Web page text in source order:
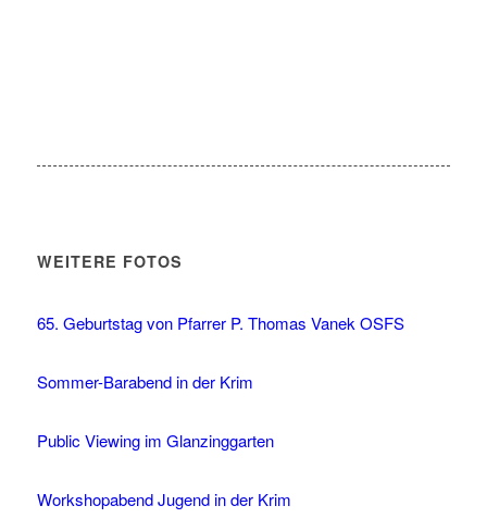
WEITERE FOTOS
65. Geburtstag von Pfarrer P. Thomas Vanek OSFS
Sommer-Barabend in der Krim
Public Viewing im Glanzinggarten
Workshopabend Jugend in der Krim